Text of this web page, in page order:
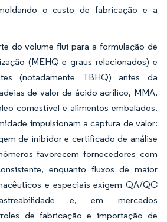
o custo de fabricação e a
do volume flui para a formulação de
(MEHQ e graus relacionados) e
(notadamente TBHQ) antes da
de valor de ácido acrílico, MMA,
comestível e alimentos embalados.
impulsionam a captura de valor:
de inibidor e certificado de análise
favorecem fornecedores com
enquanto fluxos de maior
e especiais exigem QA/QC
e, em mercados
de fabricação e importação de